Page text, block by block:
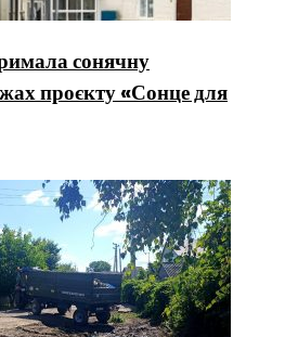
сонячну
проєкту «Сонце для